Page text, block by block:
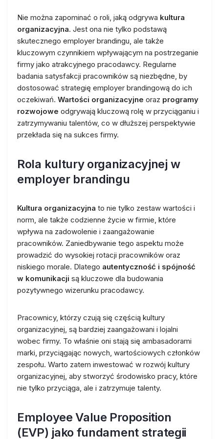
Nie można zapominać o roli, jaką odgrywa kultura
organizacyjna. Jest ona nie tylko podstawą
skutecznego employer brandingu, ale także
kluczowym czynnikiem wpływającym na postrzeganie
firmy jako atrakcyjnego pracodawcy. Regularne
badania satysfakcji pracowników są niezbędne, by
dostosować strategię employer brandingową do ich
oczekiwań. Wartości organizacyjne oraz programy
rozwojowe odgrywają kluczową rolę w przyciąganiu i
zatrzymywaniu talentów, co w dłuższej perspektywie
przekłada się na sukces firmy.
Rola kultury organizacyjnej w
employer brandingu
Kultura organizacyjna to nie tylko zestaw wartości i
norm, ale także codzienne życie w firmie, które
wpływa na zadowolenie i zaangażowanie
pracowników. Zaniedbywanie tego aspektu może
prowadzić do wysokiej rotacji pracowników oraz
niskiego morale. Dlatego autentyczność i spójność
w komunikacji są kluczowe dla budowania
pozytywnego wizerunku pracodawcy.
Pracownicy, którzy czują się częścią kultury
organizacyjnej, są bardziej zaangażowani i lojalni
wobec firmy. To właśnie oni stają się ambasadorami
marki, przyciągając nowych, wartościowych członków
zespołu. Warto zatem inwestować w rozwój kultury
organizacyjnej, aby stworzyć środowisko pracy, które
nie tylko przyciąga, ale i zatrzymuje talenty.
Employee Value Proposition
(EVP) jako fundament strategii